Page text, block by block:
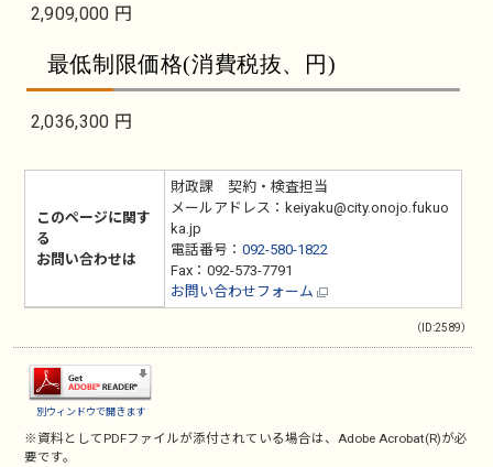
2,909,000 円
最低制限価格(消費税抜、円)
2,036,300 円
このページに関す
る
お問い合わせは
財政課 契約・検査担当
メールアドレス：keiyaku@city.onojo.fukuo
ka.jp
電話番号： 092-580-1822
Fax：092-573-7791
お問い合わせフォーム
（ID:2589）
別ウィンドウで開きます
※資料としてPDFファイルが添付されている場合は、Adobe Acrobat(R)が必
要です。